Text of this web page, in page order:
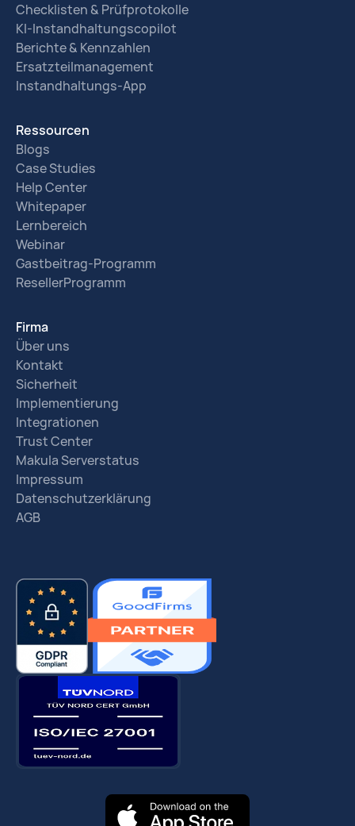
Checklisten & Prüfprotokolle
KI-Instandhaltungscopilot
Berichte & Kennzahlen
Ersatzteilmanagement
Instandhaltungs-App
Ressourcen
Blogs
Case Studies
Help Center
Whitepaper
Lernbereich
Webinar
Gastbeitrag-Programm
ResellerProgramm
Firma
Über uns
Kontakt
Sicherheit
Implementierung
Integrationen
Trust Center
Makula Serverstatus
Impressum
Datenschutzerklärung
AGB